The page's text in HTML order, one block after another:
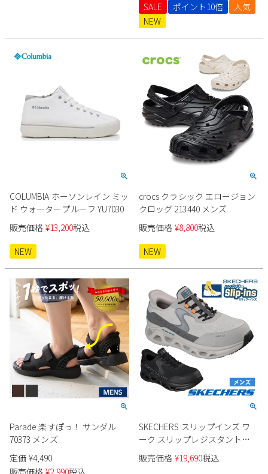
特定商取引法に基づく表示
お問い合わせ
SALE
ポイント10倍
人気
NEW
COLUMBIA ホーソンレイン ミッ
ド ウォータープルーフ YU7030
販売価格 ¥13,200税込
NEW
crocs クラシック エロージョン
クロッグ 213440 メンズ
販売価格 ¥8,800税込
NEW
Parade 楽すぽっ！ サンダル
70373 メンズ
定価 ¥4,490
販売価格 ¥2,990税込
SKECHERS スリップインズ ワ
ーク スリップレジスタント
200452J メンズ ワークシューズ
販売価格 ¥19,690税込